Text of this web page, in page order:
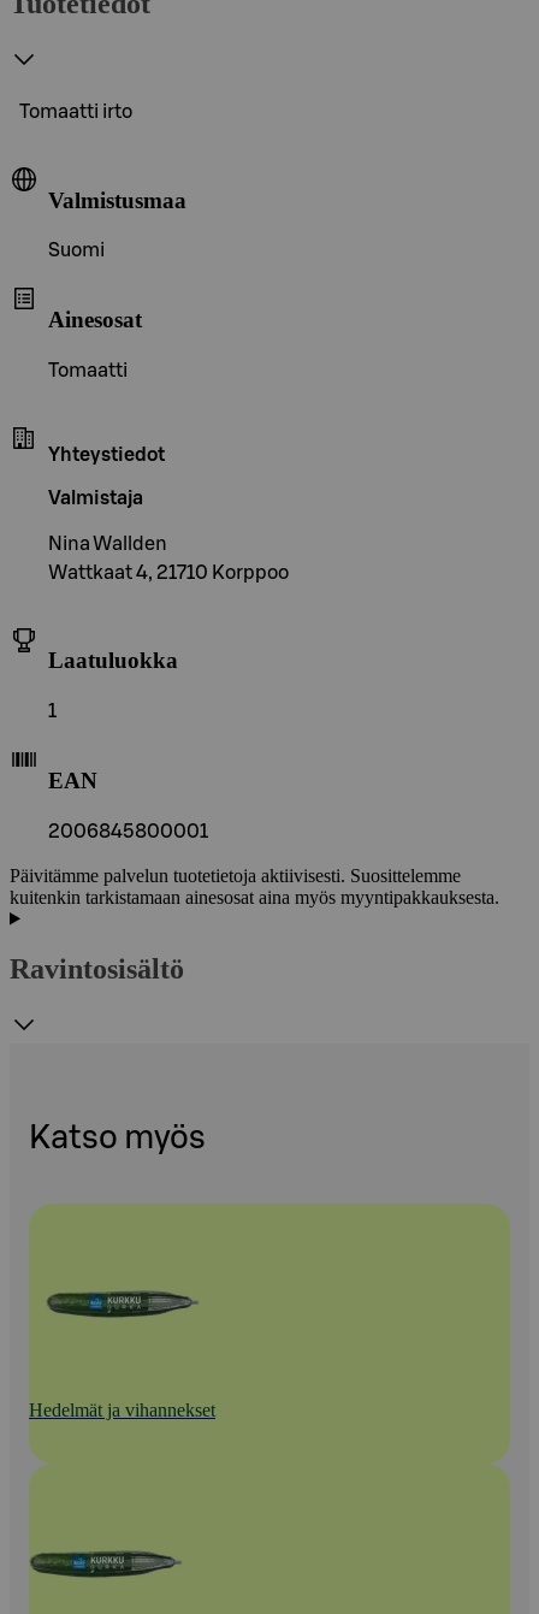
Tomaatti irto
Valmistusmaa
Suomi
Ainesosat
Tomaatti
Yhteystiedot
Valmistaja
Nina Wallden
Wattkaat 4, 21710 Korppoo
Laatuluokka
1
EAN
2006845800001
Päivitämme palvelun tuotetietoja aktiivisesti. Suosittelemme
kuitenkin tarkistamaan ainesosat aina myös myyntipakkauksesta.
Ravintosisältö
Katso myös
Hedelmät ja vihannekset